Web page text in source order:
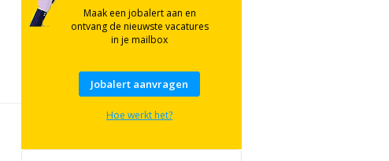
Maak een jobalert aan en
ontvang de nieuwste vacatures
in je mailbox
Jobalert aanvragen
Hoe werkt het?